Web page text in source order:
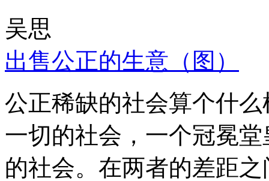
吴思
出售公正的生意（图）
公正稀缺的社会算个什
一切的社会，一个冠冕
的社会。在两者的差距